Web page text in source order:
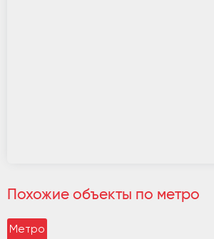
Похожие объекты по метро
Метро